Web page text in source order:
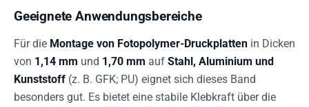
Geeignete Anwendungsbereiche
Für die Montage von Fotopolymer-Druckplatten in Dicken
von 1,14 mm und 1,70 mm auf Stahl, Aluminium und
Kunststoff (z. B. GFK; PU) eignet sich dieses Band
besonders gut. Es bietet eine stabile Klebkraft über die